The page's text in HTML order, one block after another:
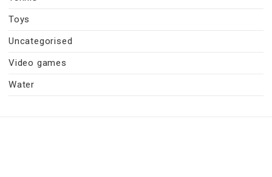
Toys
Uncategorised
Video games
Water